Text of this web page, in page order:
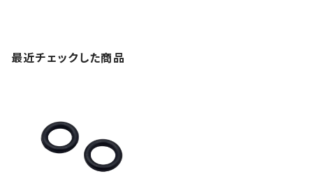
最近チェックした商品